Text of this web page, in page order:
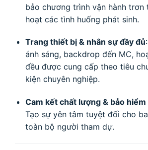
bảo chương trình vận hành trơn
hoạt các tình huống phát sinh.
Trang thiết bị & nhân sự đầy đủ
ánh sáng, backdrop đến MC,
đều được cung cấp theo tiêu
kiện chuyên nghiệp.
Cam kết chất lượng & bảo
Tạo sự yên tâm tuyệt đối cho
toàn bộ người tham dự.